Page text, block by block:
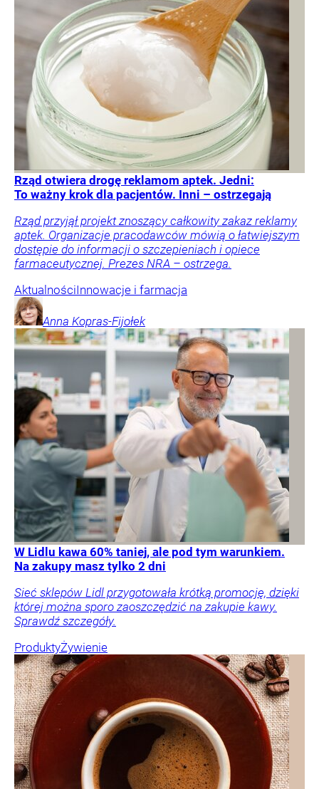
Rząd otwiera drogę reklamom aptek. Jedni:
To ważny krok dla pacjentów. Inni – ostrzegają
Rząd przyjął projekt znoszący całkowity zakaz reklamy
aptek. Organizacje pracodawców mówią o łatwiejszym
dostępie do informacji o szczepieniach i opiece
farmaceutycznej. Prezes NRA – ostrzega.
AktualnościInnowacje i farmacja
Anna Kopras-Fijołek
W Lidlu kawa 60% taniej, ale pod tym warunkiem.
Na zakupy masz tylko 2 dni
Sieć sklepów Lidl przygotowała krótką promocję, dzięki
której można sporo zaoszczędzić na zakupie kawy.
Sprawdź szczegóły.
ProduktyŻywienie